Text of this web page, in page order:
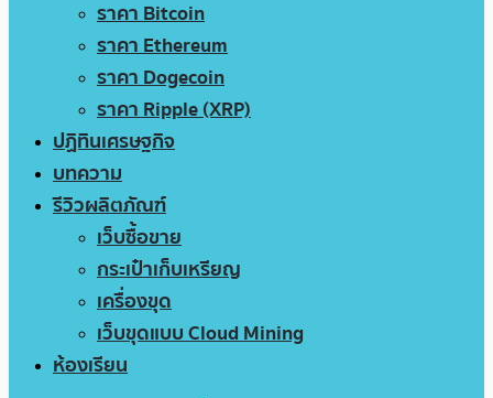
ราคา Bitcoin
ราคา Ethereum
ราคา Dogecoin
ราคา Ripple (XRP)
ปฏิทินเศรษฐกิจ
บทความ
รีวิวผลิตภัณฑ์
เว็บซื้อขาย
กระเป๋าเก็บเหรียญ
เครื่องขุด
เว็บขุดแบบ Cloud Mining
ห้องเรียน